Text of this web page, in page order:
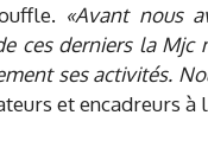
«Avant nous
ces derniers la Mjc
ses activités.
et encadreurs